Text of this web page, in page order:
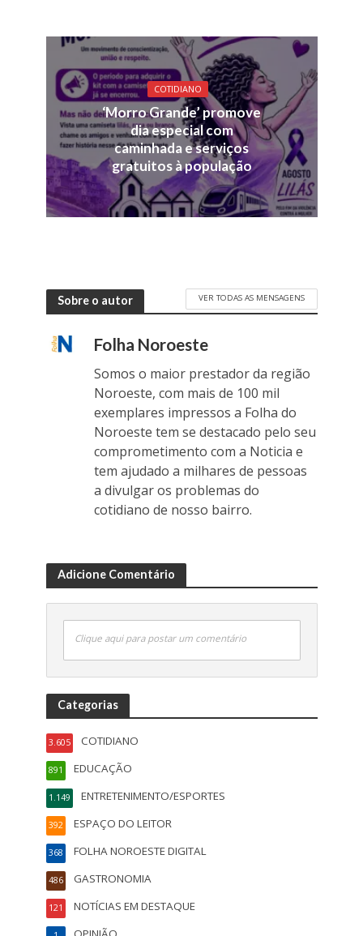
COTIDIANO
‘Morro Grande’ promove
dia especial com
caminhada e serviços
gratuitos à população
Sobre o autor VER TODAS AS MENSAGENS
Folha Noroeste
Somos o maior prestador da região
Noroeste, com mais de 100 mil
exemplares impressos a Folha do
Noroeste tem se destacado pelo seu
comprometimento com a Noticia e
tem ajudado a milhares de pessoas
a divulgar os problemas do
cotidiano de nosso bairro.
Adicione Comentário
Clique aqui para postar um comentário
Categorias
COTIDIANO
3.605
EDUCAÇÃO
891
ENTRETENIMENTO/ESPORTES
1.149
ESPAÇO DO LEITOR
392
FOLHA NOROESTE DIGITAL
368
GASTRONOMIA
486
NOTÍCIAS EM DESTAQUE
121